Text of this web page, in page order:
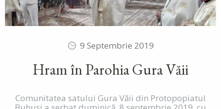
9 Septembrie 2019
Hram în Parohia Gura Văii
Comunitatea satului Gura Văii din Protopopiatul